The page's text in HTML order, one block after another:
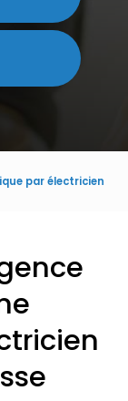
par électricien